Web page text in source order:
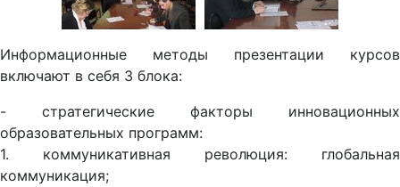
Информационные методы презентации курсов
включают в себя 3 блока:
- стратегические факторы инновационных
образовательных программ:
1. коммуникативная революция: глобальная
коммуникация;